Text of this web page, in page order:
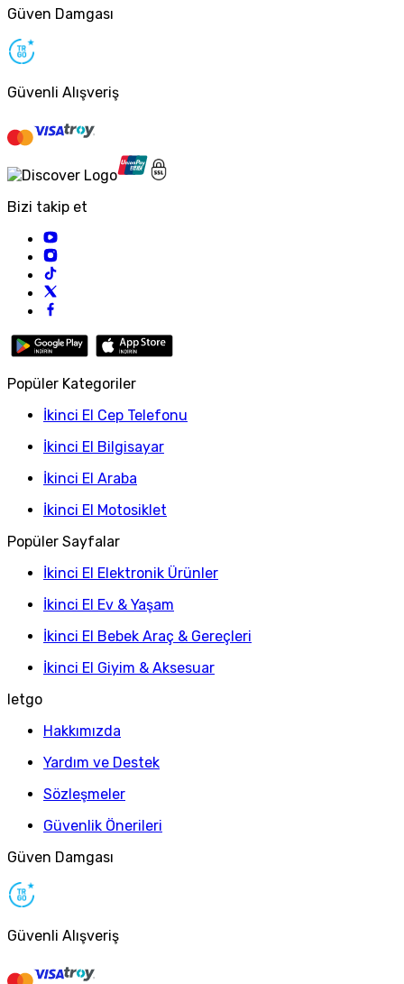
Güven Damgası
Güvenli Alışveriş
Bizi takip et
Popüler Kategoriler
İkinci El Cep Telefonu
İkinci El Bilgisayar
İkinci El Araba
İkinci El Motosiklet
Popüler Sayfalar
İkinci El Elektronik Ürünler
İkinci El Ev & Yaşam
İkinci El Bebek Araç & Gereçleri
İkinci El Giyim & Aksesuar
letgo
Hakkımızda
Yardım ve Destek
Sözleşmeler
Güvenlik Önerileri
Güven Damgası
Güvenli Alışveriş